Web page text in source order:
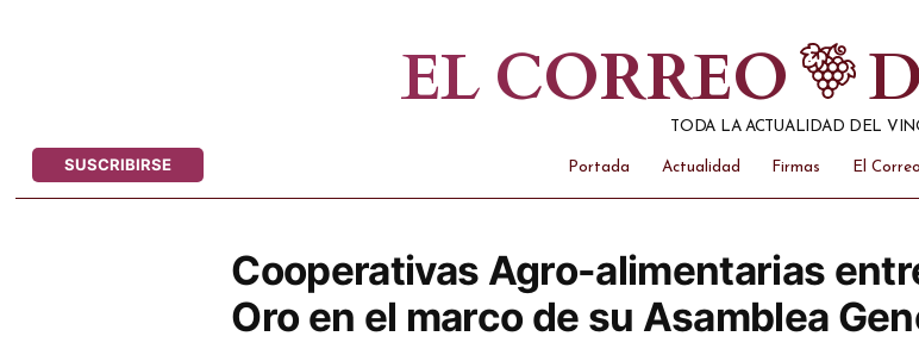
EL CORREO
TODA LA ACTUALIDAD DEL
SUSCRIBIRSE Portada Actualidad Firmas El
Cooperativas Agro-alimentarias
Oro en el marco de su Asamblea